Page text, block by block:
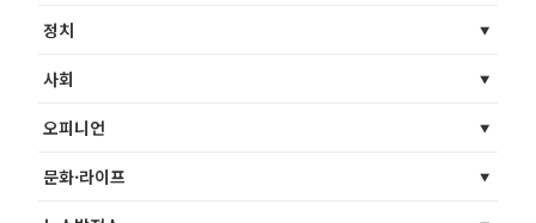
정치
사회
오피니언
문화·라이프